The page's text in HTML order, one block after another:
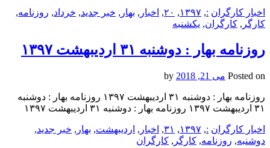
اخبار کارگران :
, ۱۳۹۷, ۲۰, اخبار , بهار , خبر جدید, خرداد, روزنامه,
کارگر , کارگران, یکشنبه‌
روزنامه بهار : دوشنبه ۳۱ ارديبهشت ۱۳۹۷
Posted on می 21, 2018
روزنامه بهار : دوشنبه ۳۱ ارديبهشت ۱۳۹۷ روزنامه بهار : دوشنبه
۳۱ ارديبهشت ۱۳۹۷ روزنامه بهار : دوشنبه ۳۱ ارديبهشت ۱۳۹۷
اخبار کارگران :
, ۱۳۹۷, ۳۱, اخبار , ارديبهشت, بهار , خبر جدید,
دوشنبه, روزنامه, کارگر , کارگران